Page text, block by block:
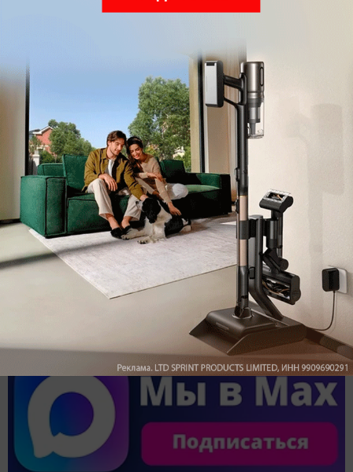
Обзор вертикального пылесоса Dreame Z40 AquaCycle
Pro: гибкий подход к уборке